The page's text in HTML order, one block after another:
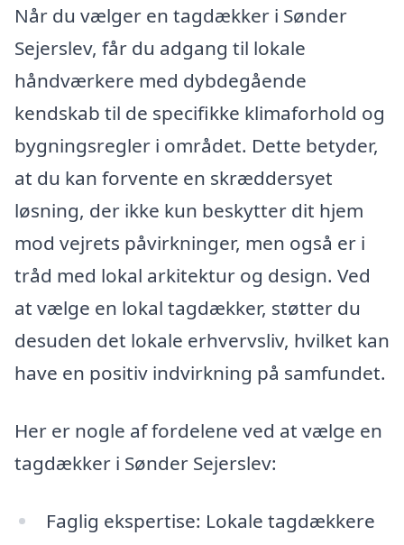
Når du vælger en tagdækker i Sønder
Sejerslev, får du adgang til lokale
håndværkere med dybdegående
kendskab til de specifikke klimaforhold og
bygningsregler i området. Dette betyder,
at du kan forvente en skræddersyet
løsning, der ikke kun beskytter dit hjem
mod vejrets påvirkninger, men også er i
tråd med lokal arkitektur og design. Ved
at vælge en lokal tagdækker, støtter du
desuden det lokale erhvervsliv, hvilket kan
have en positiv indvirkning på samfundet.
Her er nogle af fordelene ved at vælge en
tagdækker i Sønder Sejerslev:
Faglig ekspertise: Lokale tagdækkere